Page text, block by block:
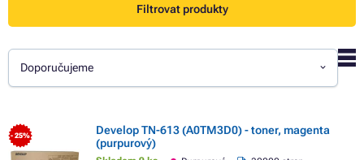
Filtrovat produkty
Doporučujeme
- 25%
Develop TN-613 (A0TM3D0) - toner, magenta
(purpurový)